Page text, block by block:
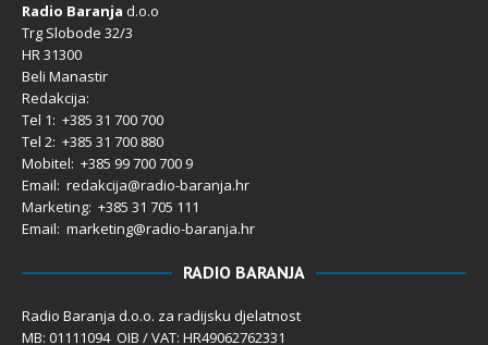
Radio Baranja d.o.o
Trg Slobode 32/3
HR 31300
Beli Manastir
Redakcija:
Tel 1: +385 31 700 700
Tel 2: +385 31 700 880
Mobitel: +385 99 700 700 9
Email: redakcija@radio-baranja.hr
Marketing: +385 31 705 111
Email: marketing@radio-baranja.hr
RADIO BARANJA
Radio Baranja d.o.o. za radijsku djelatnost
MB: 01111094 OIB / VAT: HR49062762331